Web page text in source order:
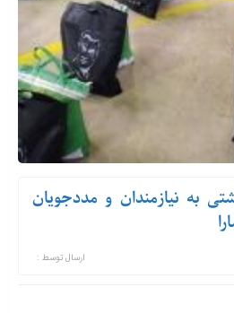
معیشتی به نیازمندان و مددجویان
ارسال توسط :